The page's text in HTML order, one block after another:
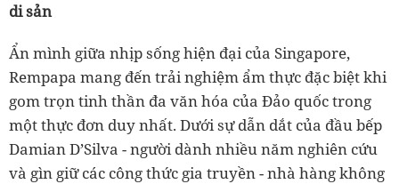
di sản
Ẩn mình giữa nhịp sống hiện đại của Singapore,
Rempapa mang đến trải nghiệm ẩm thực đặc biệt khi
gom trọn tinh thần đa văn hóa của Đảo quốc trong
một thực đơn duy nhất. Dưới sự dẫn dắt của đầu bếp
Damian D’Silva - người dành nhiều năm nghiên cứu
và gìn giữ các công thức gia truyền - nhà hàng không